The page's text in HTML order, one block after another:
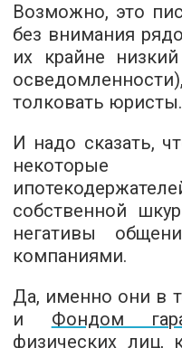
Возможно, это
без внимания
их крайне
толковать юристы.
И надо сказать,
собственной
негативы
компаниями.
Да, именно они в
и Фондом
физических лиц,